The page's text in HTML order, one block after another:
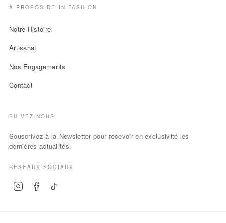
À PROPOS DE IN FASHION
Notre Histoire
Artisanat
Nos Engagements
Contact
SUIVEZ-NOUS
Souscrivez à la Newsletter pour recevoir en exclusivité les
dernières actualités.
RÉSEAUX SOCIAUX